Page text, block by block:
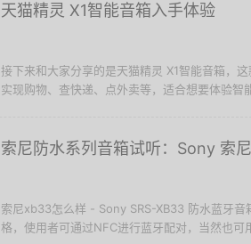
天猫精灵 X1智能音箱入手体验
接下来和大家分享的是天猫精灵 X1智能音箱，
实现购物、查快递、点外卖等，适合想要体验
索尼防水系列音箱试听：Sony 索
索尼xb33怎么样 - Sony SRS-XB33 防水蓝牙
格，使用者可通过NFC进行蓝牙配对，当然也可